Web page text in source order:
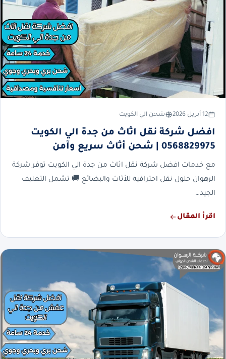
12 أبريل 2026 شحن الي الكويت
افضل شركة نقل اثاث من جدة الي الكويت
0568829975 | شحن أثاث سريع وآمن
مع خدمات افضل شركة نقل اثاث من جدة الي الكويت توفر شركة
الرهوان حلول نقل احترافية للأثاث والبضائع 🚚 تشمل التغليف
الجيد…
اقرأ المقال